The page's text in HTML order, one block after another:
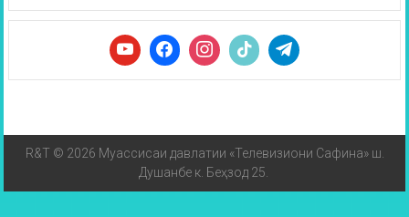
R&T © 2026 Муассисаи давлатии «Телевизиони Сафина» ш.
Душанбе к. Беҳзод 25.